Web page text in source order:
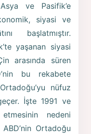
ve Pasifik’e
siyasi ve
başlatmıştır.
yaşanan siyasi
arasında süren
bu rekabete
nüfuz
İşte 1991 ve
nedeni
Ortadoğu